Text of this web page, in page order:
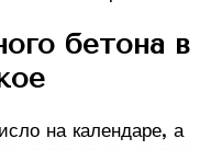
бетона в
на календаре, а